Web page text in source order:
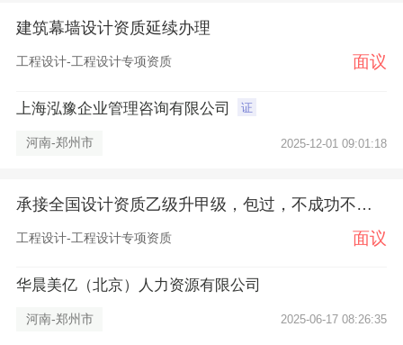
建筑幕墙设计资质延续办理
工程设计-工程设计专项资质 面议
上海泓豫企业管理咨询有限公司 证
河南-郑州市 2025-12-01 09:01:18
承接全国设计资质乙级升甲级，包过，不成功不收费
工程设计-工程设计专项资质 面议
华晨美亿（北京）人力资源有限公司
河南-郑州市 2025-06-17 08:26:35